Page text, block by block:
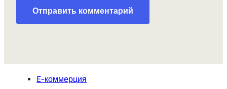
E-коммерция